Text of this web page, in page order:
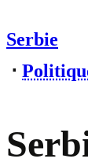
Serbie
⋅